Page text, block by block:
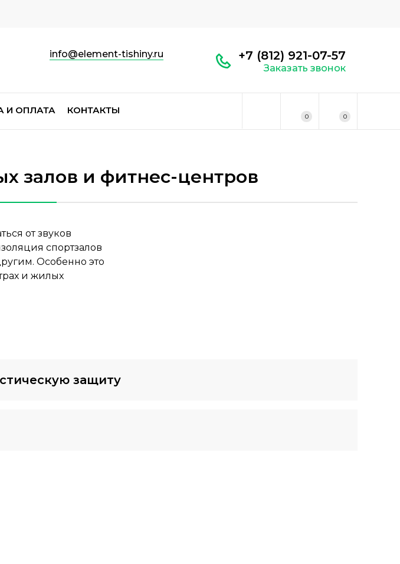
+7 (812) 921-07-57
Заказать звонок
info@element-tishiny.ru
И ОПЛАТА КОНТАКТЫ
0
0
залов и фитнес-центров
от звуков
спортзалов
Особенно это
и жилых
защиту